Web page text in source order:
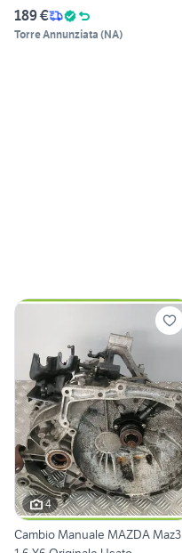
MITSUBISHI.
189 €
Torre Annunziata (NA)
4
Cambio Manuale MAZDA Maz3